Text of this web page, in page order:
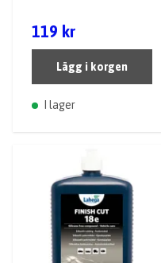
119 kr
Lägg i korgen
I lager